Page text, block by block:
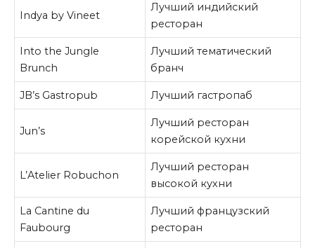
Indya by Vineet
Лучший индийский
ресторан
Into the Jungle
Brunch
Лучший тематический
бранч
JB’s Gastropub Лучший гастропаб
Jun’s
Лучший ресторан
корейской кухни
L’Atelier Robuchon
Лучший ресторан
высокой кухни
La Cantine du
Faubourg
Лучший французский
ресторан